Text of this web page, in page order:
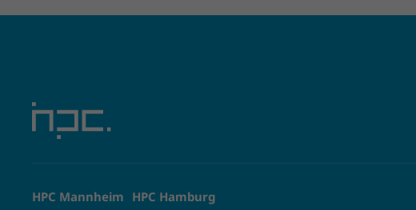
HPC Mannheim HPC Hamburg